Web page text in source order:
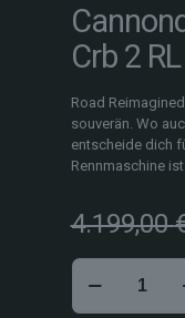
Crb 2
Road
souverän. Wo
entscheide dich
Rennmaschine ist
4.199,00
Cannondale
700
U